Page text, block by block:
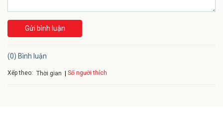
Gửi bình luận
(0) Bình luận
Xếp theo: Thời gian Số người thích